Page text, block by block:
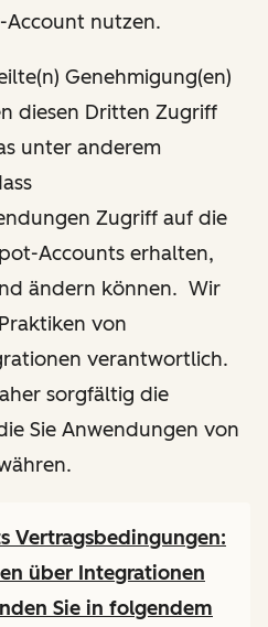
Account nutzen.
Genehmigung(en)
diesen Dritten Zugriff
unter anderem
Zugriff auf die
Accounts erhalten,
ändern können. Wir
von
verantwortlich.
sorgfältig die
Sie Anwendungen von
Vertragsbedingungen:
über Integrationen
Sie in folgendem